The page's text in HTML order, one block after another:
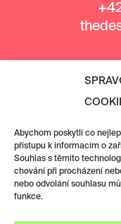
Abychom poskytli co
přístupu k informacím o
Souhlas s těmito
chování při procházení
nebo odvolání souhlasu
funkce.